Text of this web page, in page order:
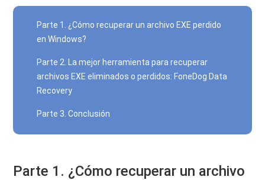
Parte 1. ¿Cómo recuperar un archivo EXE perdido
en Windows?
Parte 2. La mejor herramienta para recuperar
archivos EXE eliminados o perdidos: FoneDog Data
Recovery
Parte 3. Conclusión
Parte 1. ¿Cómo recuperar un archivo